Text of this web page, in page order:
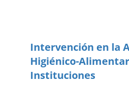
Intervención en la
Higiénico-
Instituciones